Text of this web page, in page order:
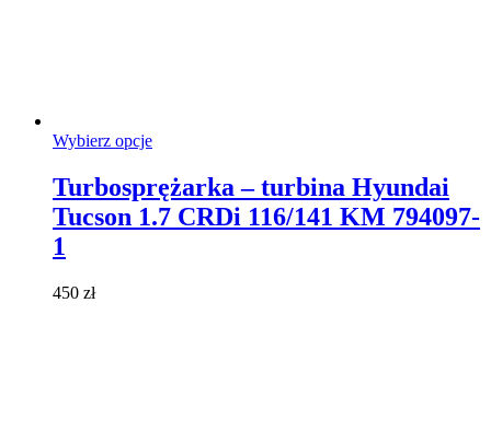
Wybierz opcjeTen
wiele
wariantów.
Turbosprężarka – turbina Hyundai
Tucson 1.7 CRDi 116/141 KM 794097-
1
450 zł